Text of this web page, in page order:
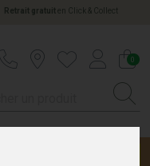
Retrait gratuiten Click & Collect
0